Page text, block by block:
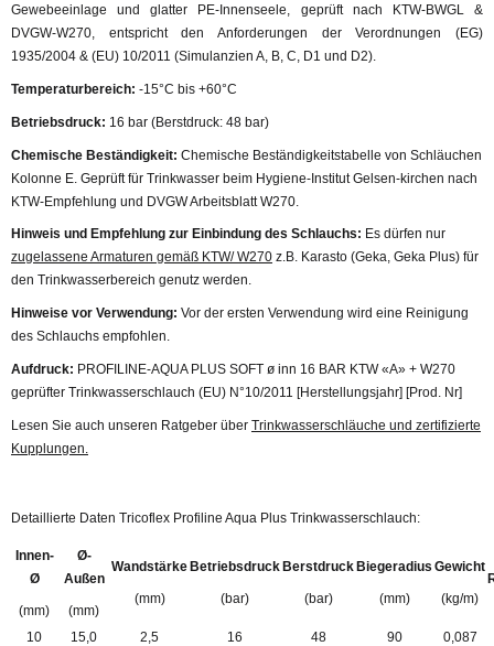
Gewebeeinlage und glatter PE-Innenseele, geprüft nach KTW-BWGL &
DVGW-W270, entspricht den Anforderungen der Verordnungen (EG)
1935/2004 & (EU) 10/2011 (Simulanzien A, B, C, D1 und D2).
Temperaturbereich: -15°C bis +60°C
Betriebsdruck: 16 bar (Berstdruck: 48 bar)
Chemische Beständigkeit: Chemische Beständigkeitstabelle von Schläuchen
Kolonne E. Geprüft für Trinkwasser beim Hygiene-Institut Gelsen-kirchen nach
KTW-Empfehlung und DVGW Arbeitsblatt W270.
Hinweis und Empfehlung zur Einbindung des Schlauchs: Es dürfen nur
zugelassene Armaturen gemäß KTW/ W270 z.B. Karasto (Geka, Geka Plus) für
den Trinkwasserbereich genutz werden.
Hinweise vor Verwendung: Vor der ersten Verwendung wird eine Reinigung
des Schlauchs empfohlen.
Aufdruck: PROFILINE-AQUA PLUS SOFT ø inn 16 BAR KTW «A» + W270
geprüfter Trinkwasserschlauch (EU) N°10/2011 [Herstellungsjahr] [Prod. Nr]
Lesen Sie auch unseren Ratgeber über Trinkwasserschläuche und zertifizierte
Kupplungen.
Detaillierte Daten Tricoflex Profiline Aqua Plus Trinkwasserschlauch:
Innen-
Ø
(mm)
Ø-
Außen
(mm)
Wandstärke
(mm)
Betriebsdruck
(bar)
Berstdruck
(bar)
Biegeradius
(mm)
Gewicht
(kg/m)
10 15,0 2,5 16 48 90
0,087